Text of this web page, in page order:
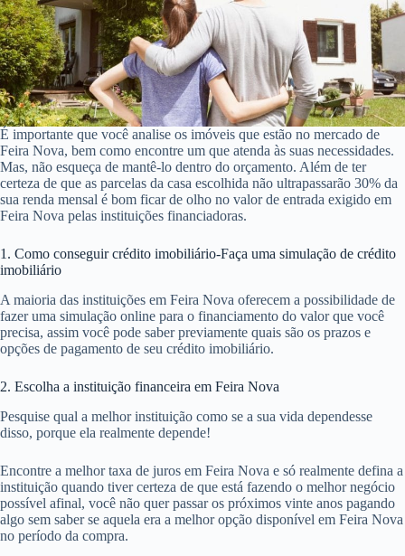
É importante que você analise os imóveis que estão no mercado de
Feira Nova, bem como encontre um que atenda às suas necessidades.
Mas, não esqueça de mantê-lo dentro do orçamento. Além de ter
certeza de que as parcelas da casa escolhida não ultrapassarão 30% da
sua renda mensal é bom ficar de olho no valor de entrada exigido em
Feira Nova pelas instituições financiadoras.
1. Como conseguir crédito imobiliário-Faça uma simulação de crédito
imobiliário
A maioria das instituições em Feira Nova oferecem a possibilidade de
fazer uma simulação online para o financiamento do valor que você
precisa, assim você pode saber previamente quais são os prazos e
opções de pagamento de seu crédito imobiliário.
2. Escolha a instituição financeira em Feira Nova
Pesquise qual a melhor instituição como se a sua vida dependesse
disso, porque ela realmente depende!
Encontre a melhor taxa de juros em Feira Nova e só realmente defina a
instituição quando tiver certeza de que está fazendo o melhor negócio
possível afinal, você não quer passar os próximos vinte anos pagando
algo sem saber se aquela era a melhor opção disponível em Feira Nova
no período da compra.